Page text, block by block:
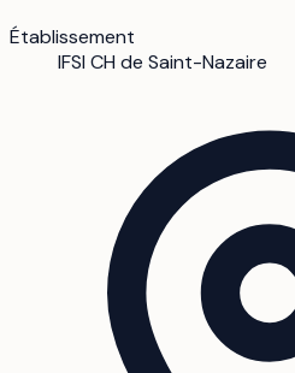
Établissement
IFSI CH de Saint-Nazaire